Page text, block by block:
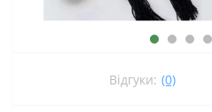
Відгуки: (0)